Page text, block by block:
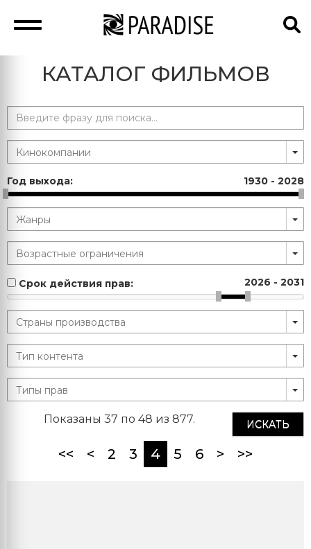
КАТАЛОГ ФИЛЬМОВ
Год выхода: 1930 - 2028
Срок действия прав: 2026 - 2031
ИСКАТЬ
Показаны 37 по 48 из 877.
<< < 2 3 4(current)
5 6 > >>